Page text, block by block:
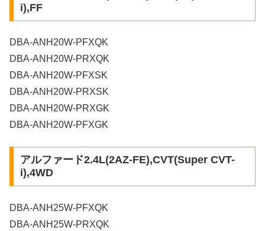
i),FF
DBA-ANH20W-PFXQK
DBA-ANH20W-PRXQK
DBA-ANH20W-PFXSK
DBA-ANH20W-PRXSK
DBA-ANH20W-PRXGK
DBA-ANH20W-PFXGK
アルファード2.4L(2AZ-FE),CVT(Super CVT-
i),4WD
DBA-ANH25W-PFXQK
DBA-ANH25W-PRXQK